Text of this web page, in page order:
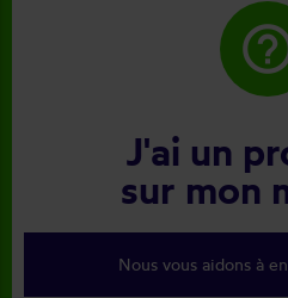
J'ai un
sur mon
Nous vous aidons à